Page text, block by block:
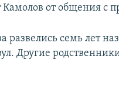
Камолов от общения с
развелись семь лет
Другие